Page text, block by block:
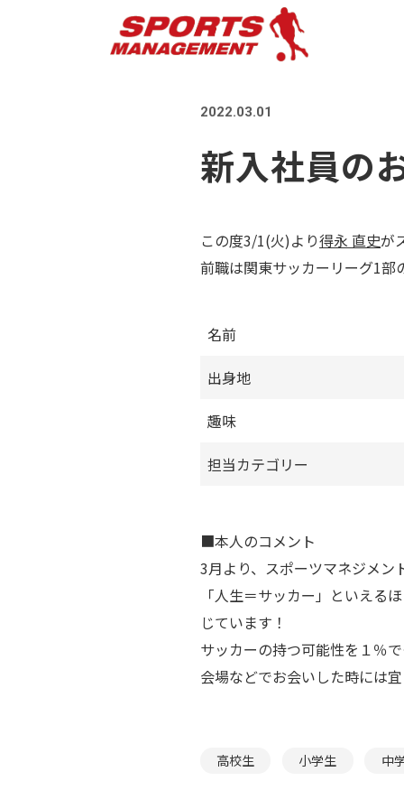
2022.03.01
新入社員の
この度3/1(火)より得永 直史が
前職は関東サッカーリーグ1
名前
出身地
趣味
担当カテゴリー
■本人のコメント
3月より、スポーツマネジメン
「人生＝サッカー」といえる
じています！
サッカーの持つ可能性を１％
会場などでお会いした時には
高校生 小学生 中